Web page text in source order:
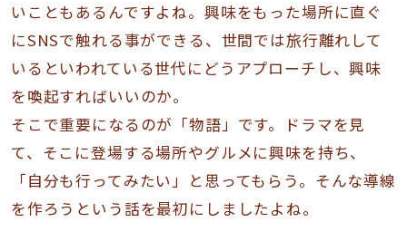
いこともあるんですよね。興味をもった場所に直ぐ
にSNSで触れる事ができる、世間では旅行離れして
いるといわれている世代にどうアプローチし、興味
を喚起すればいいのか。
そこで重要になるのが「物語」です。ドラマを見
て、そこに登場する場所やグルメに興味を持ち、
「自分も行ってみたい」と思ってもらう。そんな導線
を作ろうという話を最初にしましたよね。